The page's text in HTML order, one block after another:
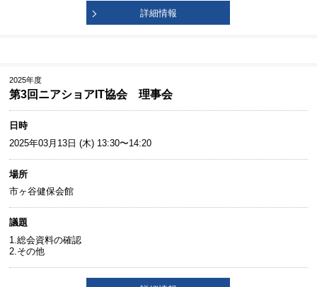
詳細情報
2025年度
第3回ニアショアIT協会 理事会
日時
2025年03月13日 (木) 13:30〜14:20
場所
市ヶ谷健保会館
議題
1.総会資料の確認
2.その他